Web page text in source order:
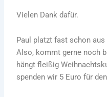
Vielen Dank dafür.
Paul platzt fast schon
Also, kommt gerne noch
hängt fleißig
spenden wir 5 Euro für